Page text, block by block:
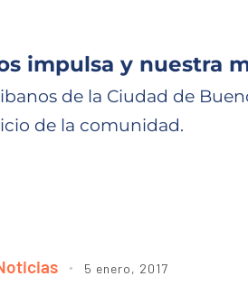
impulsa y nuestra
de la Ciudad de
de la comunidad.
5 enero, 2017